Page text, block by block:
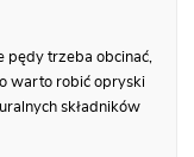
pędy trzeba obcinać,
warto robić opryski
składników